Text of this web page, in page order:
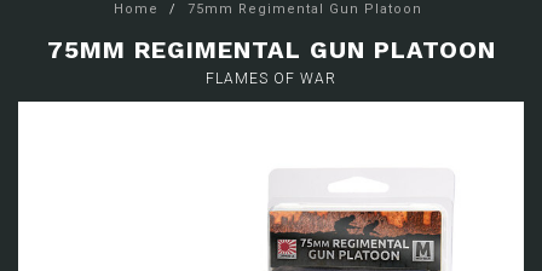
Home / 75mm Regimental Gun Platoon
75MM REGIMENTAL GUN PLATOON
FLAMES OF WAR